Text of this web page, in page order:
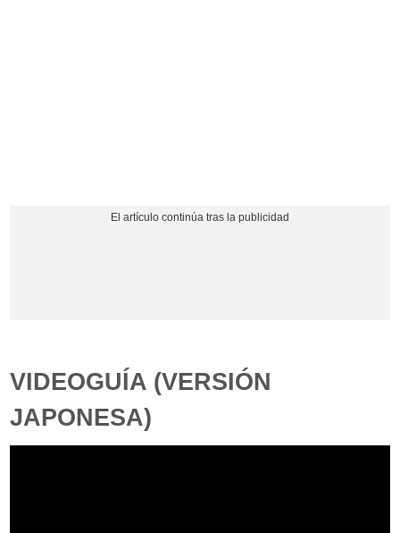
VIDEOGUÍA (VERSIÓN
JAPONESA)